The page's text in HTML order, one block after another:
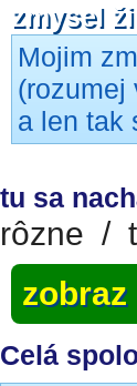
zmysel
Mojim
(rozumej
a len tak
tu sa
rôzne /
Celá